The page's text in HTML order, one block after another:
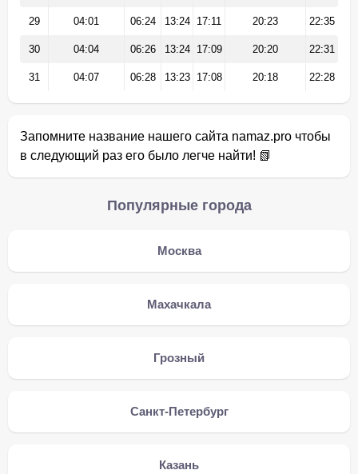
29 04:01 06:24 13:24 17:11 20:23 22:35
30 04:04 06:26 13:24 17:09 20:20 22:31
31 04:07 06:28 13:23 17:08 20:18 22:28
Запомните название нашего сайта namaz.pro чтобы
в следующий раз его было легче найти! 📗
Популярные города
Москва
Махачкала
Грозный
Санкт-Петербург
Казань